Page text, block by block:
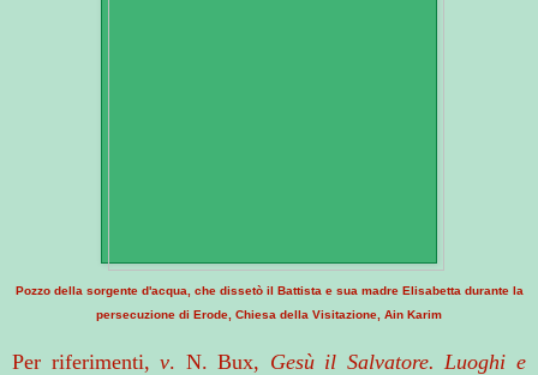
Pozzo della sorgente d'acqua, che dissetò il Battista e sua madre Elisabetta durante la
persecuzione di Erode, Chiesa della Visitazione, Ain Karim
Per riferimenti,v. N. Bux, Gesù il Salvatore. Luoghi e